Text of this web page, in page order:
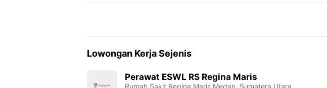
Lowongan Kerja Sejenis
Perawat ESWL RS Regina Maris
Rumah Sakit Regina Maris Medan, Sumatera Utara